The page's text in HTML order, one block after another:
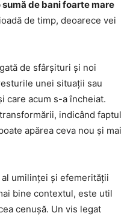
de bani foarte mare
de timp, deoarece vei
de sfârșituri și noi
unei situații sau
care acum s-a încheiat.
indicând faptul
apărea ceva nou și mai
umilinței și efemerității
bine contextul, este util
cenușă. Un vis legat